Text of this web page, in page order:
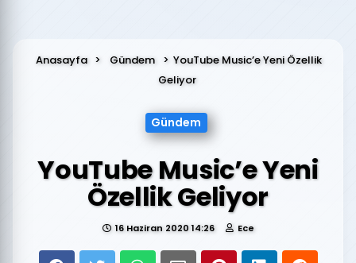
Anasayfa Gündem
YouTube Music’e Yeni Özellik
Geliyor
Gündem
YouTube Music’e Yeni
Özellik Geliyor
16 Haziran 2020 14:26 Ece